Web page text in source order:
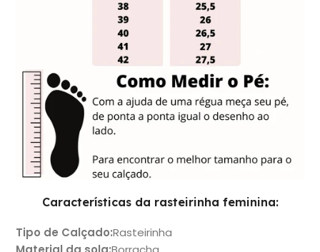
Características da rasteirinha feminina:
Tipo de Calçado:Rasteirinha